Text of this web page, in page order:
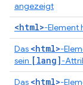
angezeigt
<html>-Element
Das <html>-
sein [lang]-
Das <html>-